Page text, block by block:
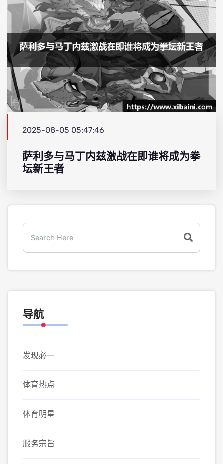
2025-08-05 05:47:46
萨利多与马丁内兹激战在即谁将成为拳
坛新王者
导航
发现必一
体育热点
体育明星
服务宗旨